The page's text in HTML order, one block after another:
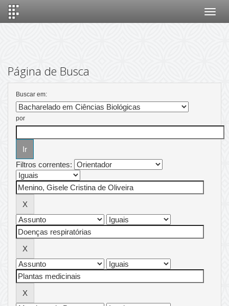
Página de Busca
Buscar em:
por
Filtros correntes: